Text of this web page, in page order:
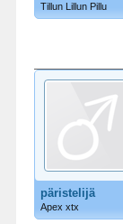
Tillun Lillun Pillu
päristelijä
Apex xtx